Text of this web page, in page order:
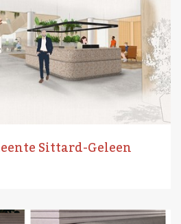
Sittard-Geleen